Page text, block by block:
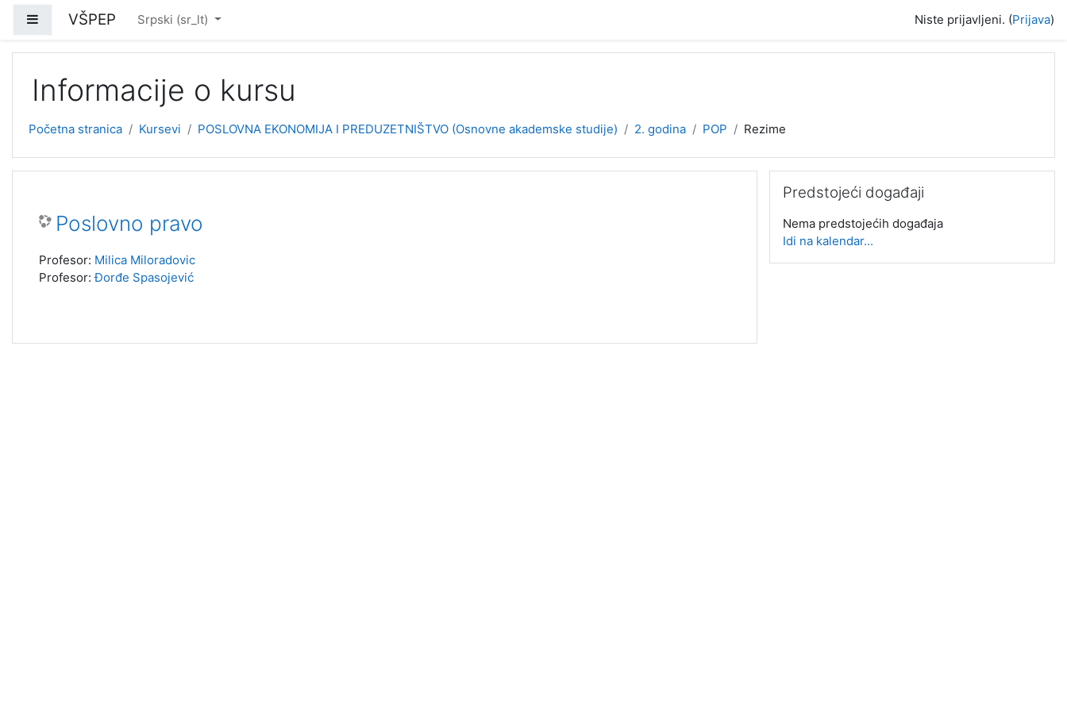
Idi na glavni sadržaj
Bočni panel
VŠPEP Srpski ‎(sr_lt)‎ Niste prijavljeni. (Prijava)
Informacije o kursu
Početna stranica Kursevi POSLOVNA EKONOMIJA I PREDUZETNIŠTVO (Osnovne akademske studije) 2. godina POP Rezime
Poslovno pravo
Profesor: Milica Miloradovic
Profesor:Đorđe Spasojević
Predstojeći događaji
Nema predstojećih događaja
Idi na kalendar...